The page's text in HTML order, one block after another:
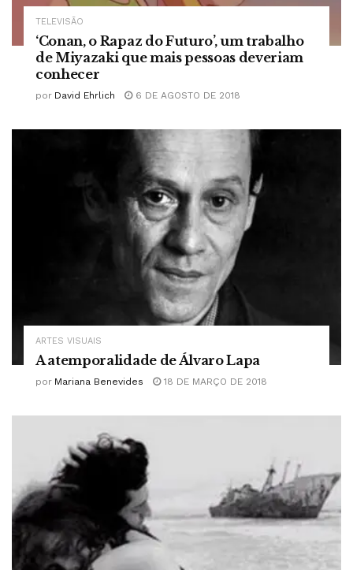
TELEVISÃO
‘Conan, o Rapaz do Futuro’, um trabalho
de Miyazaki que mais pessoas deveriam
conhecer
por David Ehrlich 6 DE AGOSTO DE 2018
ARTES VISUAIS
A atemporalidade de Álvaro Lapa
por Mariana Benevides 18 DE MARÇO DE 2018